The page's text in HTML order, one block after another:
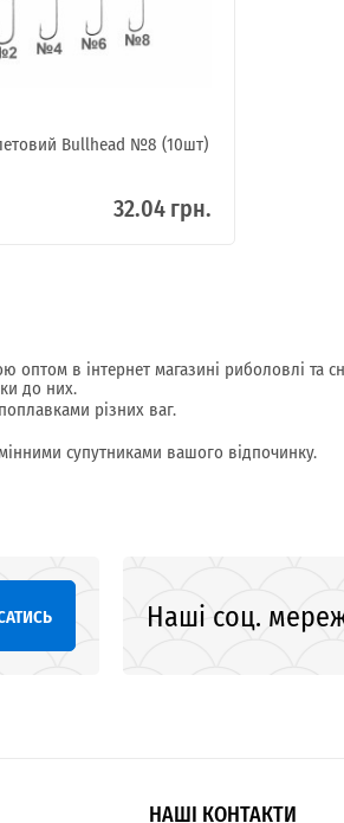
Bullhead №8 (10шт)
32.04 грн.
в інтернет магазині риболовлі та
до них.
різних ваг.
супутниками вашого відпочинку.
Наші соц.
НАШІ КОНТАКТИ